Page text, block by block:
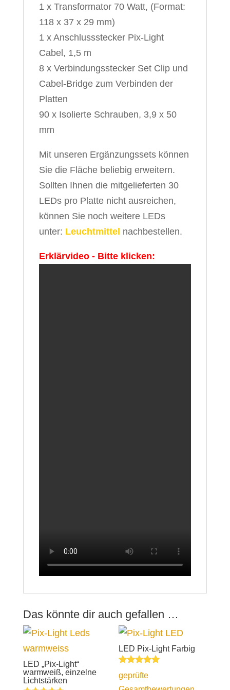
1 x Transformator 70 Watt, (Format:
118 x 37 x 29 mm)
1 x Anschlussstecker Pix-Light
Cabel, 1,5 m
8 x Verbindungsstecker Set Clip und
Cabel-Bridge zum Verbinden der
Platten
90 x Isolierte Schrauben, 3,9 x 50
mm
Mit unseren Ergänzungssets können
Sie die Fläche beliebig erweitern.
Sollten Ihnen die mitgelieferten 30
LEDs pro Platte nicht ausreichen,
können Sie noch weitere LEDs
unter: Leuchtmittel nachbestellen.
Erklärvideo - Bitte klicken:
Das könnte dir auch gefallen …
LED „Pix-Light“
warmweiß, einzelne
Lichtstärken
LED Pix-Light Farbig
Bewertet mit
5.00
von 5
geprüfte